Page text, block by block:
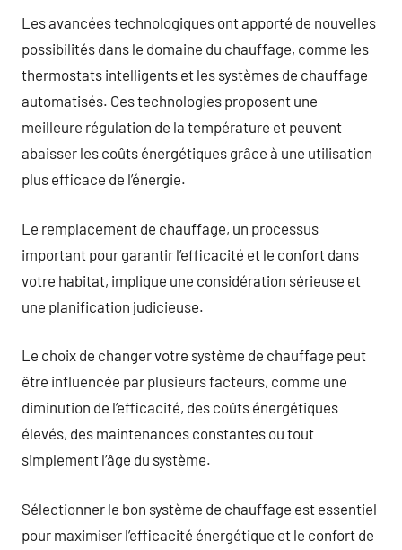
Les avancées technologiques ont apporté de nouvelles
possibilités dans le domaine du chauffage, comme les
thermostats intelligents et les systèmes de chauffage
automatisés. Ces technologies proposent une
meilleure régulation de la température et peuvent
abaisser les coûts énergétiques grâce à une utilisation
plus efficace de l’énergie.
Le remplacement de chauffage, un processus
important pour garantir l’efficacité et le confort dans
votre habitat, implique une considération sérieuse et
une planification judicieuse.
Le choix de changer votre système de chauffage peut
être influencée par plusieurs facteurs, comme une
diminution de l’efficacité, des coûts énergétiques
élevés, des maintenances constantes ou tout
simplement l’âge du système.
Sélectionner le bon système de chauffage est essentiel
pour maximiser l’efficacité énergétique et le confort de